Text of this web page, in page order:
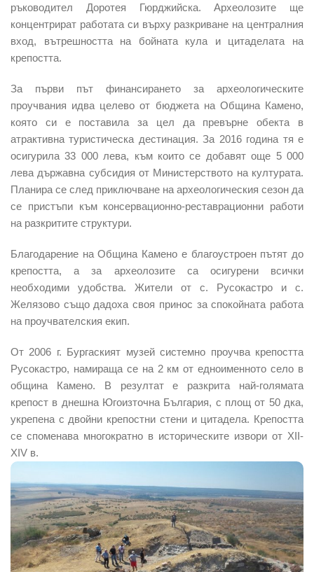
ръководител Доротея Гюрджийска. Археолозите ще
концентрират работата си върху разкриване на централния
вход, вътрешността на бойната кула и цитаделата на
крепостта.
За първи път финансирането за археологическите
проучвания идва целево от бюджета на Община Камено,
която си е поставила за цел да превърне обекта в
атрактивна туристическа дестинация. За 2016 година тя е
осигурила 33 000 лева, към които се добавят още 5 000
лева държавна субсидия от Министерството на културата.
Планира се след приключване на археологическия сезон да
се пристъпи към консервационно-реставрационни работи
на разкритите структури.
Благодарение на Община Камено е благоустроен пътят до
крепостта, а за археолозите са осигурени всички
необходими удобства. Жители от с. Русокастро и с.
Желязово също дадоха своя принос за спокойната работа
на проучвателския екип.
От 2006 г. Бургаският музей системно проучва крепостта
Русокастро, намираща се на 2 км от едноименното село в
община Камено. В резултат е разкрита най-голямата
крепост в днешна Югоизточна България, с площ от 50 дка,
укрепена с двойни крепостни стени и цитадела. Крепостта
се споменава многократно в историческите извори от ХІІ-
ХІV в.